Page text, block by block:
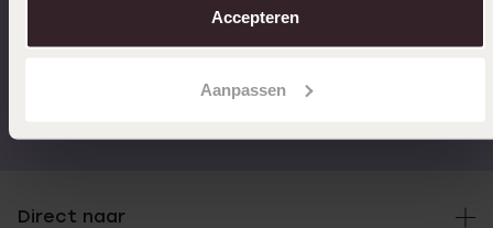
Accepteren
Aanpassen
Gratis verzending vanaf
4,67 uit 5 (82.000+
Direct naar